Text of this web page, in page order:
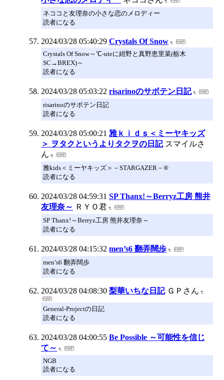
ネココと友理奈の小さな恋のメロディー
読者になる
2024/03/28 05:40:29 Crystals Of Snow
Crystals Of Snow～℃-uteに紺野と真野恵里菜(栃木
SC→BREX)～
読者になる
2024/03/28 05:03:22 risarinoのサボテン日記
risarinoのサボテン日記
読者になる
2024/03/28 05:00:21 雅ｋｉｄｓ＜ミーヤキッズ
＞ ヲタクというよりタクヲの日記 スマイルさ
ん
雅kids＜ミーヤキッズ＞－STARGAZER－®
読者になる
2024/03/28 04:59:31 SP Thanx!～Berryz工房 熊井
友理奈～ ＲＹＯ君
SP Thanx!～Berryz工房 熊井友理奈～
読者になる
2024/03/28 04:15:32 men’s6 翻弄闊歩
men’s6 翻弄闊歩
読者になる
2024/03/28 04:08:30 梨華いちな日記 ＧＰさん
General-Projectの日記
読者になる
2024/03/28 04:00:55 Be Possible ～可能性を信じ
て～
NGB
読者になる